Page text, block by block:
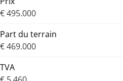
€ 495.000
Part du terrain
€ 469.000
TVA